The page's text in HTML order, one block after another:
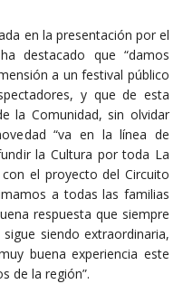
en la presentación por el
destacado que “damos
a un festival público
y que de esta
la Comunidad, sin olvidar
“va en la línea de
la Cultura por toda La
el proyecto del Circuito
a todas las familias
respuesta que siempre
siendo extraordinaria,
buena experiencia este
de la región”.